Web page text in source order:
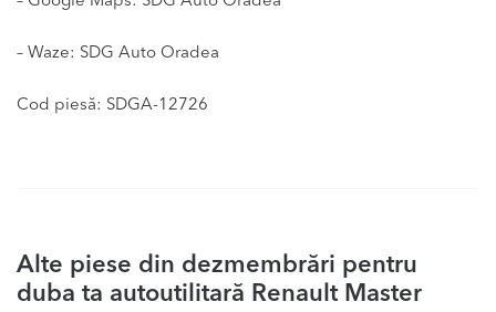
– Waze: SDG Auto Oradea
Cod piesă: SDGA-12726
Alte piese din dezmembrări pentru
duba ta autoutilitară Renault Master